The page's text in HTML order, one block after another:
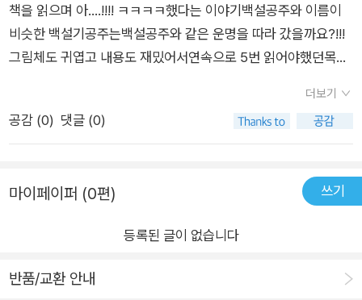
책을 읽으며 아....!!!! ㅋㅋㅋㅋ했다는 이야기백설공주와 이름이
비슷한 백설기공주는백설공주와 같은 운명을 따라 갔을까요?!!!
그림체도 귀엽고 내용도 재밌어서연속으로 5번 읽어야했던목도
더보기
공감 (0) 댓글 (0)
마이페이퍼 (0편) 쓰기
등록된 글이 없습니다
반품/교환 안내